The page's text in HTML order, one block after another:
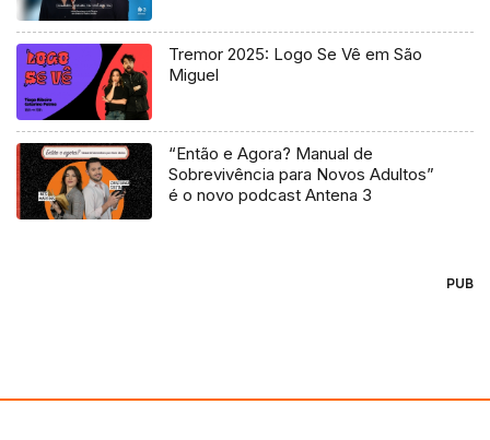
Tremor 2025: Logo Se Vê em São
Miguel
“Então e Agora? Manual de
Sobrevivência para Novos Adultos”
é o novo podcast Antena 3
PUB